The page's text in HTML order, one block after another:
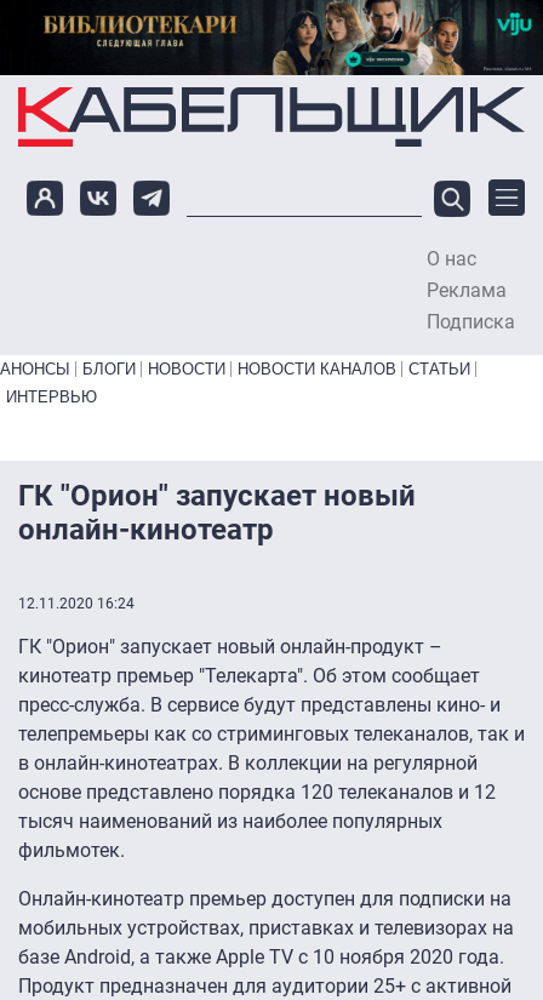
Перейти к основному содержанию
О нас
Реклама
Подписка
Primary links bottom
АНОНСЫ БЛОГИ НОВОСТИ НОВОСТИ КАНАЛОВ
СТАТЬИ
ИНТЕРВЬЮ
ГК "Орион" запускает новый
онлайн-кинотеатр
12.11.2020 16:24
ГК "Орион" запускает новый онлайн-продукт –
кинотеатр премьер "Телекарта". Об этом сообщает
пресс-служба. В сервисе будут представлены кино- и
телепремьеры как со стриминговых телеканалов, так и
в онлайн-кинотеатрах. В коллекции на регулярной
основе представлено порядка 120 телеканалов и 12
тысяч наименований из наиболее популярных
фильмотек.
Онлайн-кинотеатр премьер доступен для подписки на
мобильных устройствах, приставках и телевизорах на
базе Android, а также Apple TV с 10 ноября 2020 года.
Продукт предназначен для аудитории 25+ с активной